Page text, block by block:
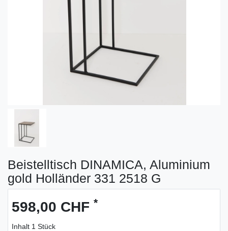
Beistelltisch DINAMICA, Aluminium
gold Holländer 331 2518 G
598,00 CHF *
Inhalt 1 Stück